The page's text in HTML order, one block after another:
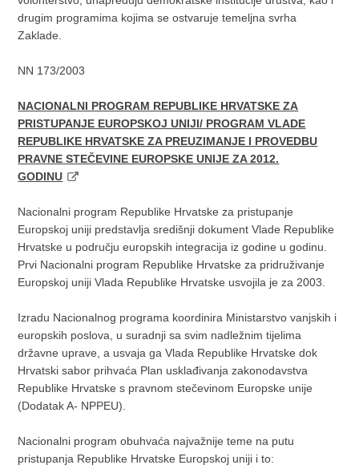
drugim programima kojima se ostvaruje temeljna svrha
Zaklade.
NN 173/2003
NACIONALNI PROGRAM REPUBLIKE HRVATSKE ZA
PRISTUPANJE EUROPSKOJ UNIJI/ PROGRAM VLADE
REPUBLIKE HRVATSKE ZA PREUZIMANJE I PROVEDBU
PRAVNE STEČEVINE EUROPSKE UNIJE ZA 2012.
GODINU
Nacionalni program Republike Hrvatske za pristupanje
Europskoj uniji predstavlja središnji dokument Vlade Republike
Hrvatske u području europskih integracija iz godine u godinu.
Prvi Nacionalni program Republike Hrvatske za pridruživanje
Europskoj uniji Vlada Republike Hrvatske usvojila je za 2003.
Izradu Nacionalnog programa koordinira Ministarstvo vanjskih i
europskih poslova, u suradnji sa svim nadležnim tijelima
državne uprave, a usvaja ga Vlada Republike Hrvatske dok
Hrvatski sabor prihvaća Plan usklađivanja zakonodavstva
Republike Hrvatske s pravnom stečevinom Europske unije
(Dodatak A- NPPEU).
Nacionalni program obuhvaća najvažnije teme na putu
pristupanja Republike Hrvatske Europskoj uniji i to: